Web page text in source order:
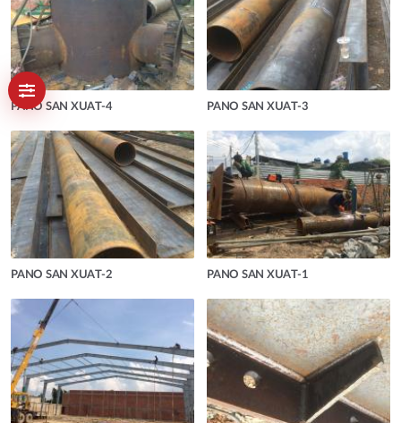
PANO SAN XUAT-4 PANO SAN XUAT-3
PANO SAN XUAT-2 PANO SAN XUAT-1